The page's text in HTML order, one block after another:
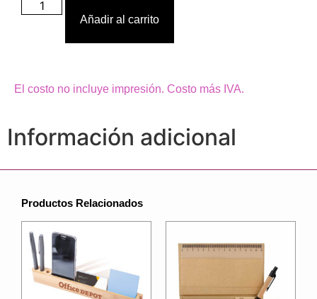
Añadir al carrito
El costo no incluye impresión. Costo más IVA.
Información adicional
Productos Relacionados